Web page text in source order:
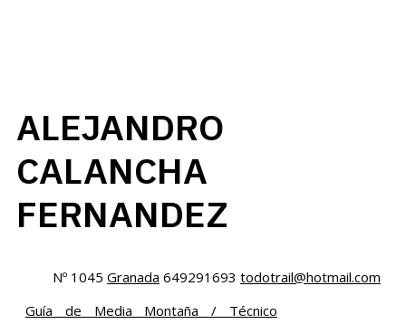
ALEJANDRO
CALANCHA
FERNANDEZ
Nº 1045 Granada 649291693 todotrail@hotmail.com
Guía de Media Montaña / Técnico